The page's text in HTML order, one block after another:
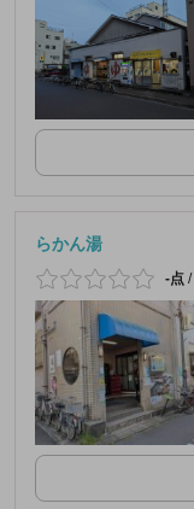
らかん湯
-点 /